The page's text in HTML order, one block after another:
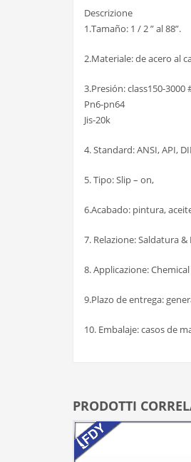
Descrizione
1.Tamaño: 1 / 2 ” al 88”.
2.Materiale: de acero al
3.Presión: class150-3000
Pn6-pn64
Jis-20k
4. Standard: ANSI, API,
5. Tipo: Slip – on,
6.Acabado: pintura,
7. Relazione: Saldatura &
8. Applicazione:
9.Plazo de entrega:
10. Embalaje: casos de
PRODOTTI